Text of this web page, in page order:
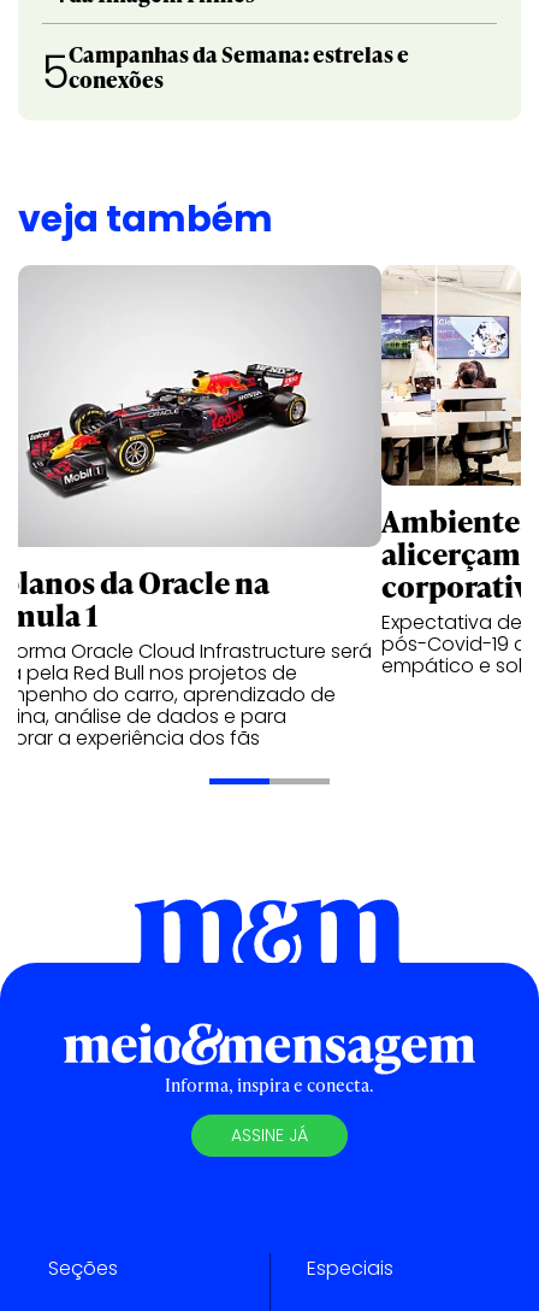
5Campanhas da Semana: estrelas e
conexões
veja também
da Oracle na
1
Oracle Cloud Infrastructure será
pela Red Bull nos projetos de
do carro, aprendizado de
análise de dados e para
a experiência dos fãs
Ambientes
alicerçam
Expectativa de
pós-Covid-19
empático e
Informa, inspira e conecta.
ASSINE JÁ
Seções Especiais